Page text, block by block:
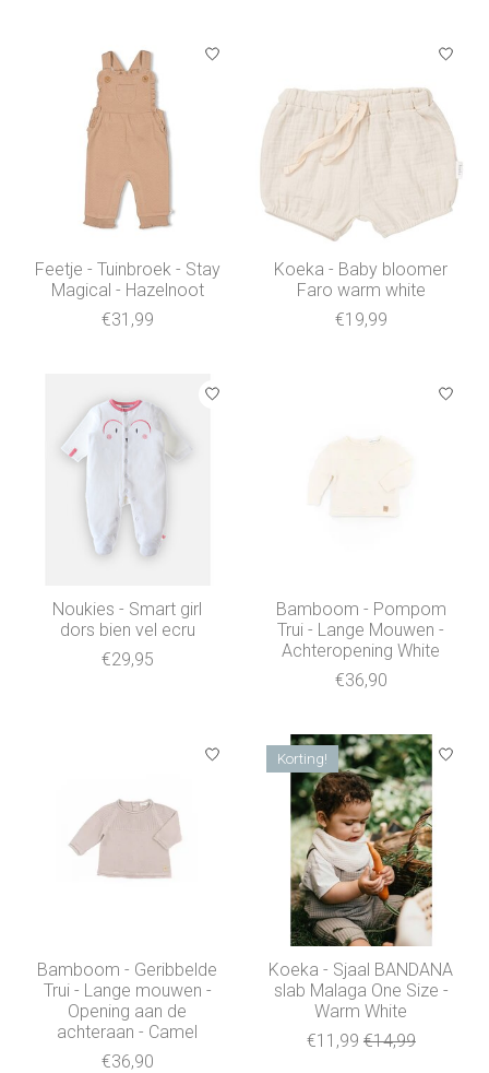
Feetje - Tuinbroek - Stay
Magical - Hazelnoot
€31,99
Koeka - Baby bloomer
Faro warm white
€19,99
Noukies - Smart girl
dors bien vel ecru
€29,95
Bamboom - Pompom
Trui - Lange Mouwen -
Achteropening White
€36,90
Bamboom - Geribbelde
Trui - Lange mouwen -
Opening aan de
achteraan - Camel
€36,90
Korting!
Koeka - Sjaal BANDANA
slab Malaga One Size -
Warm White
€11,99 €14,99